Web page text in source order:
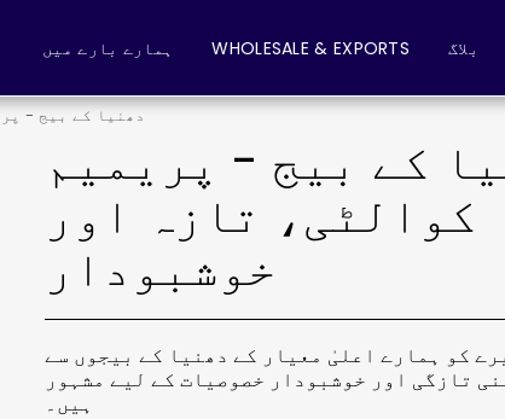
ہمارے بارے میں WHOLESALE & EXPORTS بلاگ
دھنیا کے بیج -
کے بیج - پریمیم
کوالٹی، تازہ اور
خوشبودار
کو ہمارے اعلیٰ معیار کے دھنیا کے بیجوں سے
تازگی اور خوشبودار خصوصیات کے لیے مشہور
ہیں۔